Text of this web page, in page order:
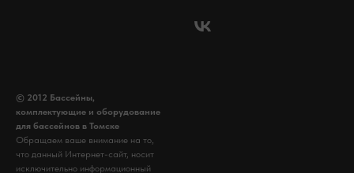
© 2012 Бассейны,
комплектующие и оборудование
для бассейнов в Томске
Обращаем ваше внимание на то,
что данный Интернет-сайт, носит
исключительно информационный